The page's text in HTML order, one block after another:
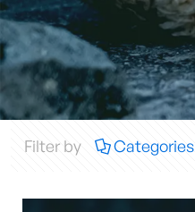
Filter by Categories